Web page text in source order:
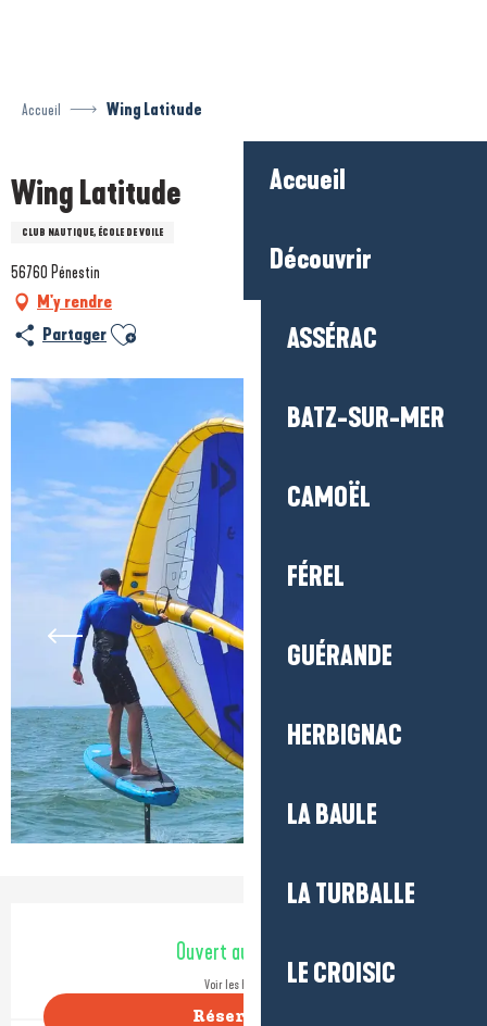
Accueil
Découvrir
ASSÉRAC
BATZ-SUR-MER
CAMOËL
FÉREL
GUÉRANDE
HERBIGNAC
LA BAULE
LA TURBALLE
LE CROISIC
Accueil Wing Latitude
Wing Latitude
CLUB NAUTIQUE, ÉCOLE DE VOILE
56760 Pénestin
M'y rendre
Partager Ajouter aux favoris
Ouverture et coordonnées
Ouvert aujourd'hui
Voir les horaires
Réserver